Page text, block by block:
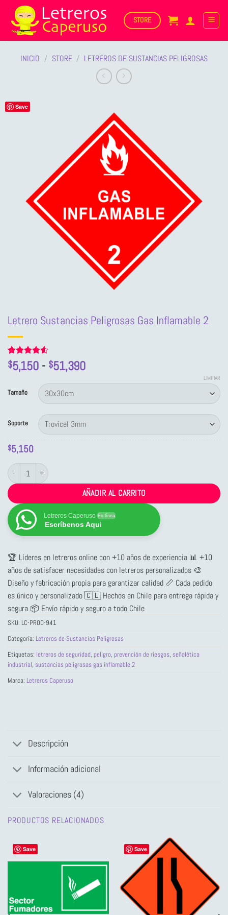
Saltar
contenido
STORE
INICIO / STORE / LETREROS DE SUSTANCIAS PELIGROSAS
Save
Letrero Sustancias Peligrosas Gas Inflamable 2
Valorado
con4.5
2
valoraciones
de clientes
$5,150 - $51,390Rango
desde
$5,150
hasta
$51,390
Tamaño
Soporte
LIMPIAR
$5,150
Letrero Sustancias Peligrosas Gas Inflamable 2 cantidad
AÑADIR AL CARRITO
Letreros Caperuso En línea
Escríbenos Aqui
🏆 Líderes en letreros online con +10 años de experiencia 📊 +10
años de satisfacer necesidades con letreros personalizados 🎨
Diseño y fabricación propia para garantizar calidad 📏 Cada pedido
es único y personalizado 🇨🇱 Hechos en Chile para entrega rápida y
segura 📦 Envío rápido y seguro a todo Chile
SKU: LC-PROD-941
Categoría: Letreros de Sustancias Peligrosas
Etiquetas: letreros de seguridad, peligro, prevención de riesgos, señalética
industrial, sustancias peligrosas gas inflamable 2
Marca: Letreros Caperuso
Descripción
Información adicional
Valoraciones (4)
PRODUCTOS RELACIONADOS
Save Save